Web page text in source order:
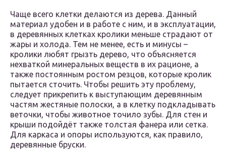
Чаще всего клетки делаются из дерева. Данный
материал удобен и в работе с ним, и в эксплуатации,
в деревянных клетках кролики меньше страдают от
жары и холода. Тем не менее, есть и минусы –
кролики любят грызть дерево, что объясняется
нехваткой минеральных веществ в их рационе, а
также постоянным ростом резцов, которые кролик
пытается сточить. Чтобы решить эту проблему,
следует прикрепить к выступающим деревянным
частям жестяные полоски, а в клетку подкладывать
веточки, чтобы животное точило зубы. Для стен и
крыши подойдёт также толстая фанера или сетка.
Для каркаса и опоры используются, как правило,
деревянные бруски.